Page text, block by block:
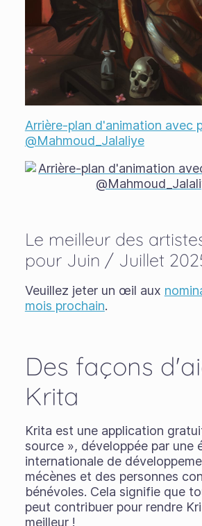
Arrière-plan d'animation avec
@Mahmoud_Jalaliye
Le meilleur des
pour Juin / Juillet
Veuillez jeter un œil aux
mois prochain.
Des façons
Krita
Krita est une application
source », développée par une
internationale de
mécènes et des personnes
bénévoles. Cela signifie que
peut contribuer pour rendre
meilleur !